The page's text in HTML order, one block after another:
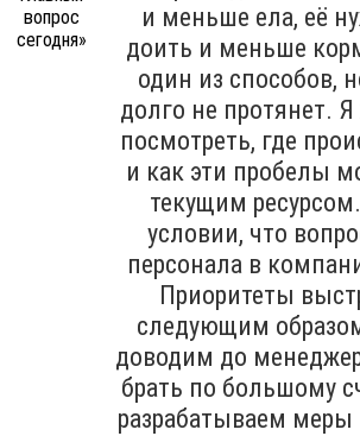
и меньше ела, её
доить и меньше
один из способов,
долго не протянет.
посмотреть, где
и как эти пробелы
текущим
условии, что
персонала в
Приоритеты
следующим
доводим до
брать по большому
разрабатываем